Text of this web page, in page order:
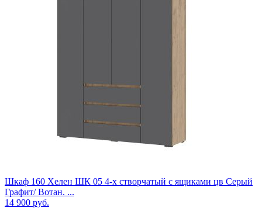
Шкаф 160 Хелен ШК 05 4-х створчатый с ящиками цв Серый
Графит/ Вотан. ...
14 900 руб.